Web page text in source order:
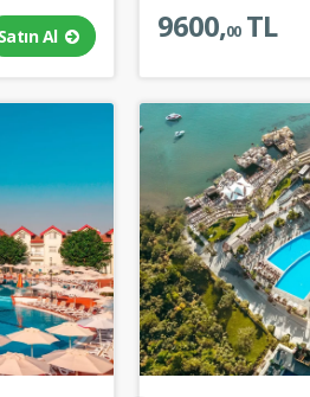
Satın Al 9600,00TL